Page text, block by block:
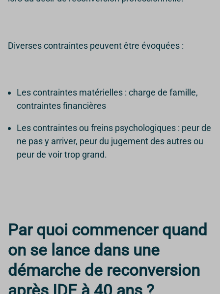
Diverses contraintes peuvent être évoquées :
Les contraintes matérielles : charge de famille,
contraintes financières
Les contraintes ou freins psychologiques : peur de
ne pas y arriver, peur du jugement des autres ou
peur de voir trop grand.
Par quoi commencer quand
on se lance dans une
démarche de reconversion
après IDE à 40 ans ?